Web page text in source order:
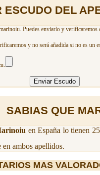
ESCUDO DEL
Puedes enviarlo y
y no será añadida si no es un
SABIAS QUE
en España lo tienen
ambos apellidos.
MAS